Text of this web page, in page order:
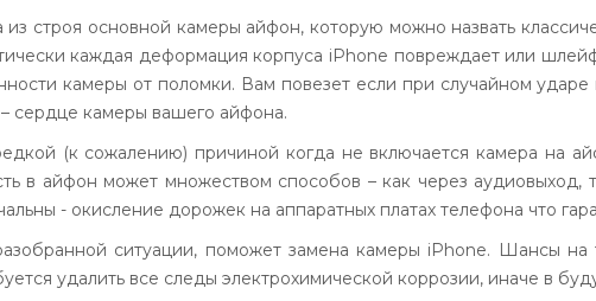
строя основной камеры айфон, которую можно назвать
каждая деформация корпуса iPhone повреждает или
камеры от поломки. Вам повезет если при случайном
сердце камеры вашего айфона.
(к сожалению) причиной когда не включается камера на
в айфон может множеством способов – как через
- окисление дорожек на аппаратных платах телефона что
ситуации, поможет замена камеры iPhone. Шансы
удалить все следы электрохимической коррозии, иначе в